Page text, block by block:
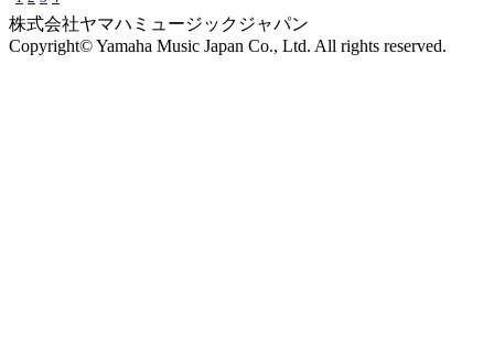
株式会社ヤマハミュージックジャパン
Copyright© Yamaha Music Japan Co., Ltd. All rights reserved.